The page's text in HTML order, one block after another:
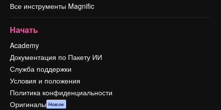
Все инструменты Magnific
Начать
Academy
Документация по Пакету ИИ
Служба поддержки
Условия и положения
Политика конфиденциальности
Оригиналы Новое